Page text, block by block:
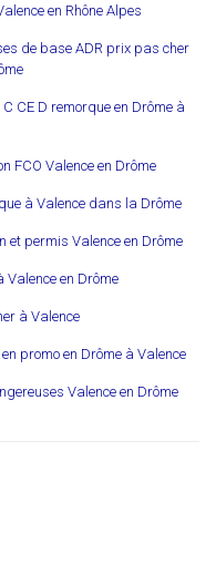
en Rhône Alpes
de base ADR prix pas cher
CE D remorque en Drôme à
FCO Valence en Drôme
à Valence dans la Drôme
et permis Valence en Drôme
Valence en Drôme
à Valence
promo en Drôme à Valence
Valence en Drôme